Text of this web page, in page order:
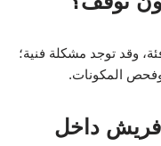
وقد توجد مشكلة فنية؛
المكونات.
فريش داخل